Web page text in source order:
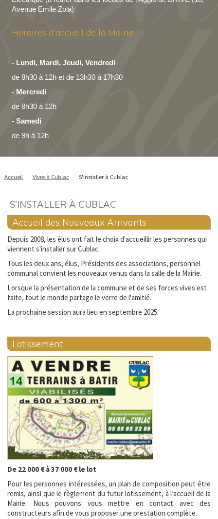
Avenue Emile Zola)
Horaires d'accueil de la Mairie
- Lundi, Mardi, Jeudi, Vendredi
de 8h30 à 12h et de 13h30 à 17h30
- Mercredi
de 8h30 à 12h
- Samedi
de 9h à 12h
Accueil Vivre à Cublac S'installer à Cublac
S'INSTALLER À CUBLAC
Accueil des Nouveaux Arrivants
Depuis 2008, les élus ont fait le choix d'accueillir les personnes qui
viennent s'installer sur Cublac.
Tous les deux ans, élus, Présidents des associations, personnel
communal convient les nouveaux venus dans la salle de la Mairie.
Lorsque la présentation de la commune et de ses forces vives est
faite, tout le monde partage le verre de l'amitié.
La prochaine session aura lieu en septembre 2025.
Lotissement
De 22 000 € à 37 000 € le lot
Pour les personnes intéressées, un plan de composition peut être
remis, ainsi que le règlement du futur lotissement, à l’accueil de la
Mairie. Nous pouvons vous mettre en contact avec des
constructeurs afin de vous proposer une prestation complète.